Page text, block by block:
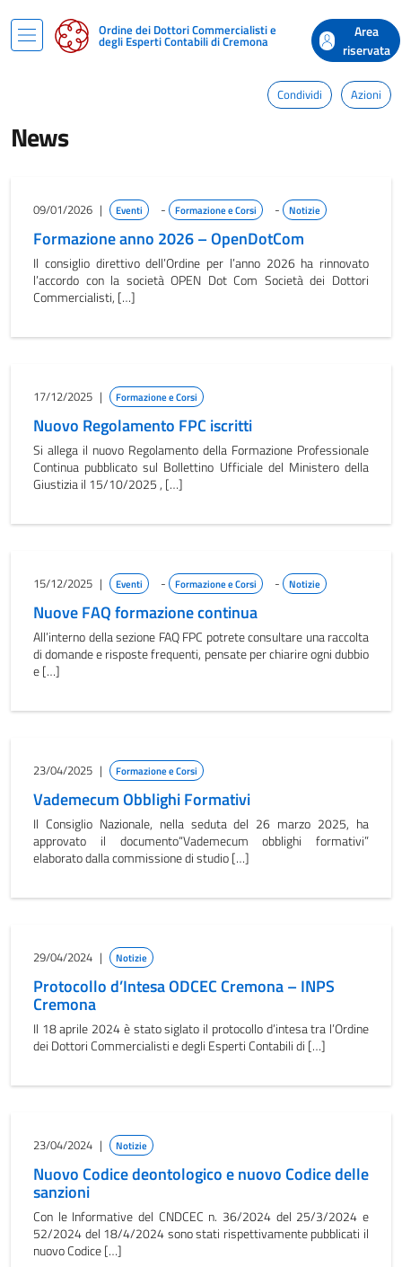
Ordine dei Dottori Commercialisti e
degli Esperti Contabili di Cremona
Area
riservata
News
Condividi Azioni
09/01/2026 | Eventi - Formazione e Corsi - Notizie
Formazione anno 2026 – OpenDotCom
Il consiglio direttivo dell’Ordine per l’anno 2026 ha rinnovato
l’accordo con la società OPEN Dot Com Società dei Dottori
Commercialisti, […]
17/12/2025 | Formazione e Corsi
Nuovo Regolamento FPC iscritti
Si allega il nuovo Regolamento della Formazione Professionale
Continua pubblicato sul Bollettino Ufficiale del Ministero della
Giustizia il 15/10/2025 , […]
15/12/2025 | Eventi - Formazione e Corsi - Notizie
Nuove FAQ formazione continua
All’interno della sezione FAQ FPC potrete consultare una raccolta
di domande e risposte frequenti, pensate per chiarire ogni dubbio
e […]
23/04/2025 | Formazione e Corsi
Vademecum Obblighi Formativi
Il Consiglio Nazionale, nella seduta del 26 marzo 2025, ha
approvato il documento“Vademecum obblighi formativi”
elaborato dalla commissione di studio […]
29/04/2024 | Notizie
Protocollo d’Intesa ODCEC Cremona – INPS
Cremona
Il 18 aprile 2024 è stato siglato il protocollo d’intesa tra l’Ordine
dei Dottori Commercialisti e degli Esperti Contabili di […]
23/04/2024 | Notizie
Nuovo Codice deontologico e nuovo Codice delle
sanzioni
Con le Informative del CNDCEC n. 36/2024 del 25/3/2024 e
52/2024 del 18/4/2024 sono stati rispettivamente pubblicati il
nuovo Codice […]